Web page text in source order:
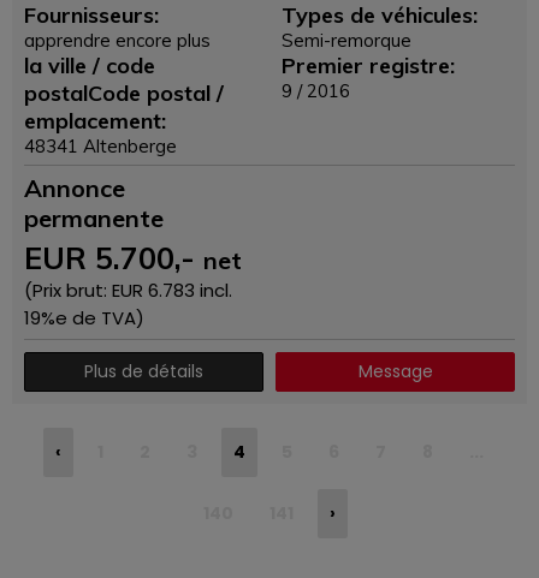
Fournisseurs:
apprendre encore plus
la ville / code
postalCode postal /
emplacement:
48341 Altenberge
Types de véhicules:
Semi-remorque
Premier registre:
9 / 2016
Annonce
permanente
EUR 5.700,- net
(Prix ​​brut: EUR 6.783 incl.
19%e de TVA)
Plus de détails Message
‹ 4
›